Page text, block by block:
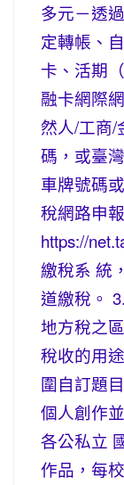
多元－透
定轉帳、
卡、活期
融卡網際
然人/工商/
碼，或臺
車牌號碼
稅網路申
https://
繳稅系 統
道繳稅。
地方稅之
稅收的用
圍自訂題
個人創作
各公私立
作品，每